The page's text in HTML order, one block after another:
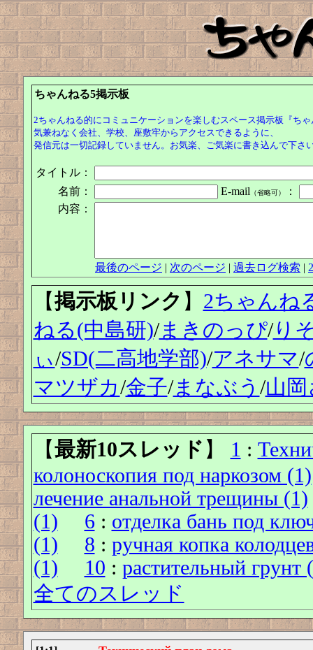
ちゃんねる5掲示板
2ちゃんねる的にコミュニケーションを楽しむスペース掲示板『ち
気兼ねなく会社、学校、座敷牢からアクセスできるように、
発信元は一切記録していません。お気楽、ご気楽に書き込んで下さ
タイトル：
名前：
E-mail （省略可）
：
内容：
最後のページ | 次のページ | 過去ログ検索 |
【掲示板リンク 】 2ちゃんね
ねる(中島研)/まきのっぴ/り
ぃ/SD(二高地学部)/アネサマ/
マツザカ/金子/まなぶう /山岡
【最新10スレッド 】 1 :
колоноскопия под наркозом (1)
лечение анальной трещины (1)
(1)
6 : отделка бань под
(1)
8 : ручная копка
(1)
10 : растительный грунт
全てのスレッド